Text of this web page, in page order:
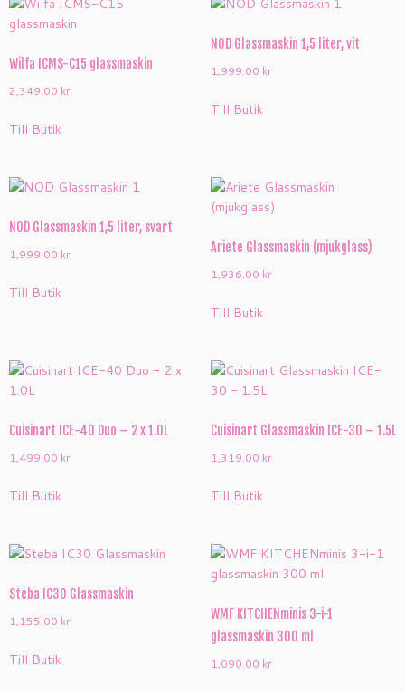
Wilfa ICMS-C15 glassmaskin
2,349.00 kr
Till Butik
NOD Glassmaskin 1,5 liter, vit
1,999.00 kr
Till Butik
NOD Glassmaskin 1,5 liter, svart
1,999.00 kr
Till Butik
Ariete Glassmaskin (mjukglass)
1,936.00 kr
Till Butik
Cuisinart ICE-40 Duo – 2 x 1.0L
1,499.00 kr
Till Butik
Cuisinart Glassmaskin ICE-30 – 1.5L
1,319.00 kr
Till Butik
Steba IC30 Glassmaskin
1,155.00 kr
Till Butik
WMF KITCHENminis 3-i-1
glassmaskin 300 ml
1,090.00 kr